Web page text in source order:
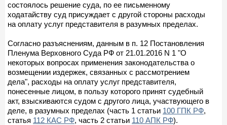
состоялось решение суда, по ее письменному
ходатайству суд присуждает с другой стороны расходы
на оплату услуг представителя в разумных пределах.
Согласно разъяснениям, данным в п. 12 Постановления
Пленума Верховного Суда РФ от 21.01.2016 N 1 "О
некоторых вопросах применения законодательства о
возмещении издержек, связанных с рассмотрением
дела", расходы на оплату услуг представителя,
понесенные лицом, в пользу которого принят судебный
акт, взыскиваются судом с другого лица, участвующего в
деле, в разумных пределах (часть 1 статьи 100 ГПК РФ,
статья 112 КАС РФ, часть 2 статьи 110 АПК РФ).